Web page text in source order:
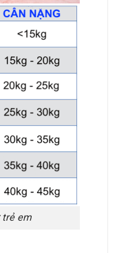
trẻ em